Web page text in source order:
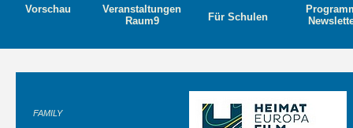
Vorschau
Veranstaltungen
Raum9
Für Schulen
FAMILY